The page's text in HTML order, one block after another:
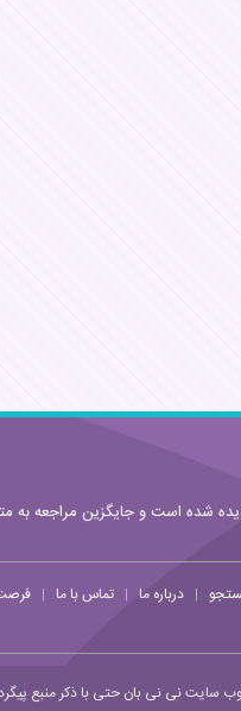
شده است و جایگزین مراجعه
| درباره ما | تماس با ما |
سایت نی نی بان حتی با ذکر منبع پیگرد